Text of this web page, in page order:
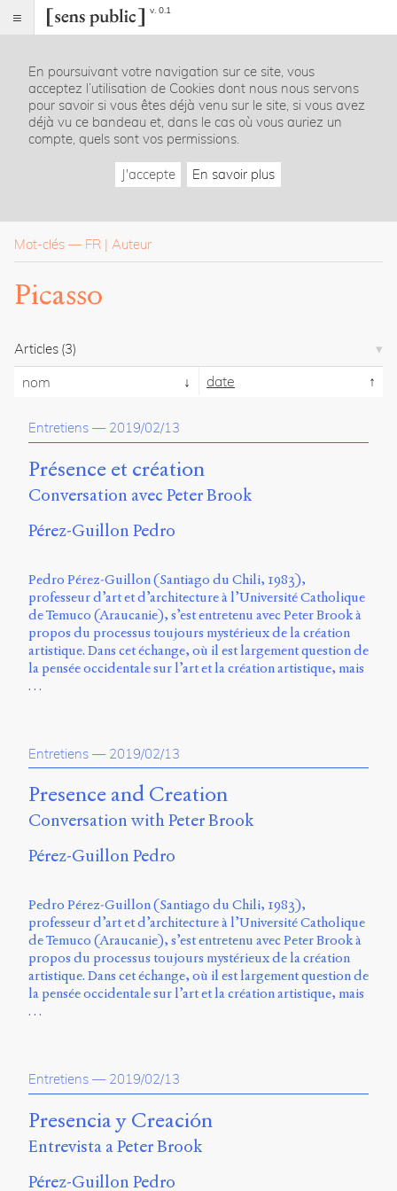
v. 0.1
Index
Rubriques
Essais
La
revue
Présentation
Publier
du
site
Archipel
En
ligne
Université
de
Sherbrooke
Campus
12723
150
Pl.
Charles-
Le
Longueuil
0B7
Canada
ISSN
2104-
3272
0.1
(2020/03)
Typographies
de
En poursuivant votre navigation sur ce site, vous
acceptez l’utilisation de Cookies dont nous nous servons
pour savoir si vous êtes déjà venu sur le site, si vous avez
déjà vu ce bandeau et, dans le cas où vous auriez un
compte, quels sont vos permissions.
J'accepte En savoir plus
Mot-clés — FR Auteur
Picasso
Articles (3)
nom date
Entretiens — 2019/02/13
Présence et création
Conversation avec Peter Brook
Pérez-Guillon Pedro
Pedro Pérez-Guillon (Santiago du Chili, 1983),
professeur d’art et d’architecture à l’Université Catholique
de Temuco (Araucanie), s’est entretenu avec Peter Brook à
propos du processus toujours mystérieux de la création
artistique. Dans cet échange, où il est largement question de
la pensée occidentale sur l’art et la création artistique, mais
…
Entretiens — 2019/02/13
Presence and Creation
Conversation with Peter Brook
Pérez-Guillon Pedro
Pedro Pérez-Guillon (Santiago du Chili, 1983),
professeur d’art et d’architecture à l’Université Catholique
de Temuco (Araucanie), s’est entretenu avec Peter Brook à
propos du processus toujours mystérieux de la création
artistique. Dans cet échange, où il est largement question de
la pensée occidentale sur l’art et la création artistique, mais
…
Entretiens — 2019/02/13
Presencia y Creación
Entrevista a Peter Brook
Pérez-Guillon Pedro